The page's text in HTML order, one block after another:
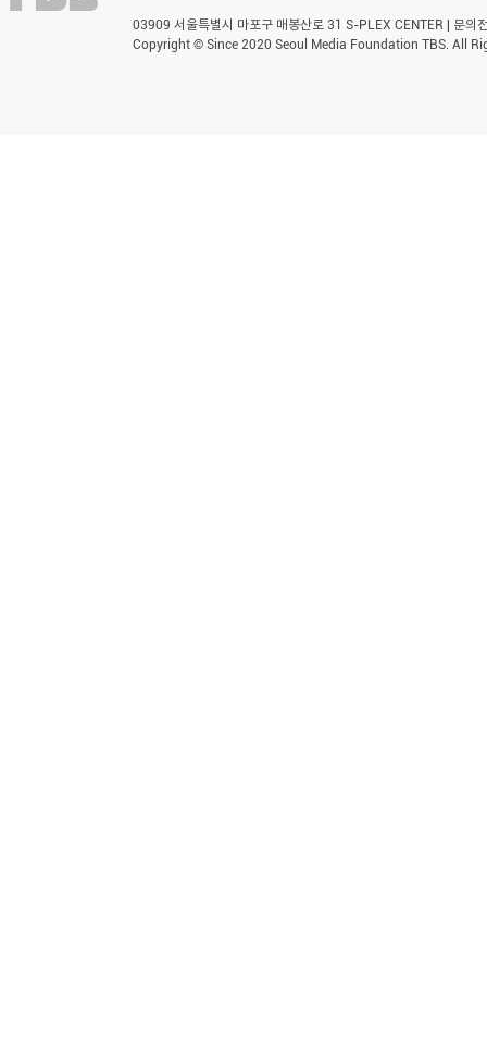
03909 서울특별시 마포구 매봉산로 31 S-PLEX CENTER | 문
Copyright © Since 2020 Seoul Media Foundation TBS. All